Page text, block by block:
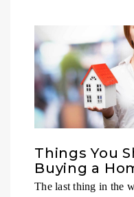
Things You
Buying a
The last thing in the